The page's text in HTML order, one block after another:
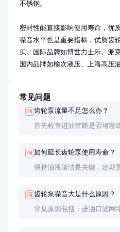
不锈钢。
密封性能直接影响使用寿命，优
噪音水平也是重要指标，优质齿
贝。国际品牌如博世力士乐、派
国内品牌如榆次液压、上海高压
常见问题
问 齿轮泵流量不足怎么办？
首先检查进油管路是否堵塞
问 如何延长齿轮泵使用寿命？
保持油液清洁是关键，定期
问 齿轮泵噪音大是什么原因？
常见原因包括：进油口滤网